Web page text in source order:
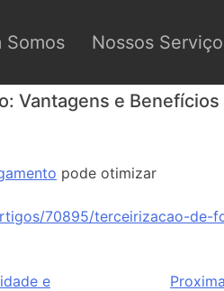
Somos Nossos
Vantagens e
pode otimizar
70895/terceirizacao-de-
e